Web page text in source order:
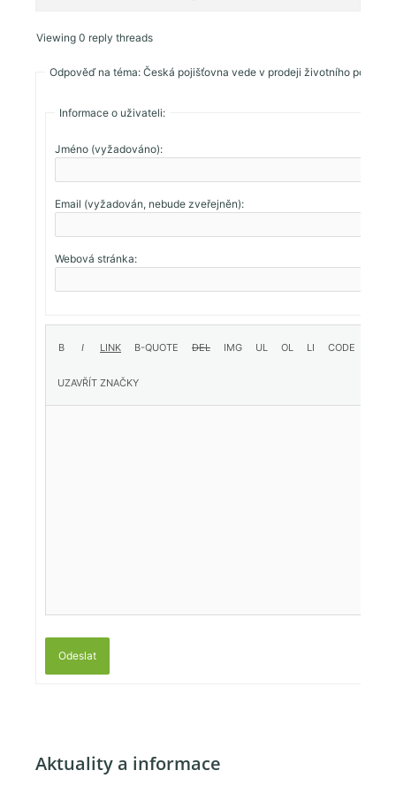
Viewing 0 reply threads
Odpověď na téma: Česká pojišťovna vede v prodeji životního pojištění
Informace o uživateli:
Jméno (vyžadováno):
Email (vyžadován, nebude zveřejněn):
Webová stránka:
Odeslat
Aktuality a informace